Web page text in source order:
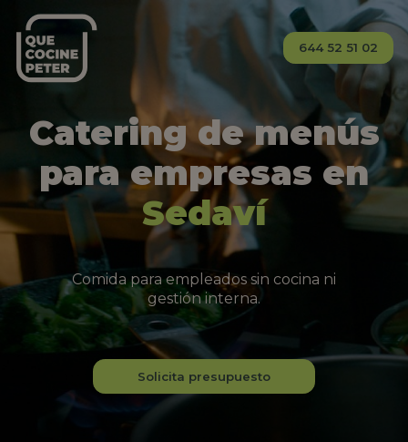
644 52 51 02
Catering de menús
para empresas en
Sedaví
Comida para empleados sin cocina ni
gestión interna.
Solicita presupuesto